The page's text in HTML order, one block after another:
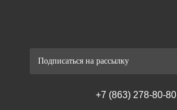
Подписаться на рассылку
+7 (863) 278-80-80